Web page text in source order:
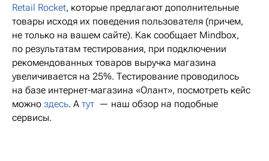
Retail Rocket, которые предлагают дополнительные
товары исходя их поведения пользователя (причем,
не только на вашем сайте). Как сообщает Mindbox,
по результатам тестирования, при подключении
рекомендованных товаров выручка магазина
увеличивается на 25%. Тестирование проводилось
на базе интернет-магазина «Олант», посмотреть кейс
можно здесь. А тут — наш обзор на подобные
сервисы.